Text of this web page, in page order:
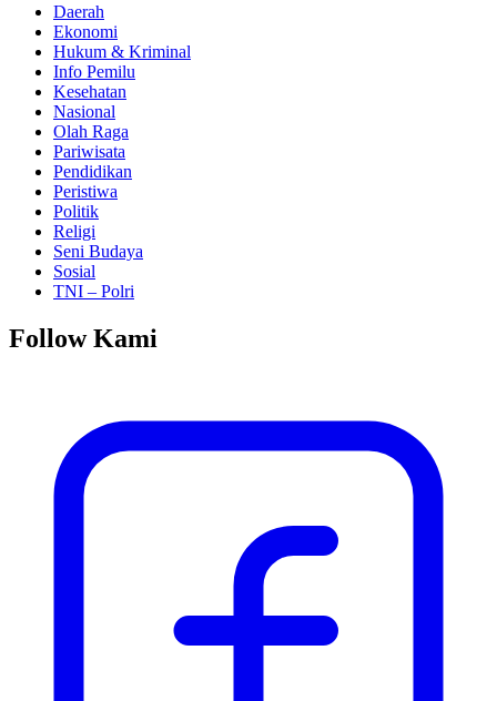
Daerah
Ekonomi
Hukum & Kriminal
Info Pemilu
Kesehatan
Nasional
Olah Raga
Pariwisata
Pendidikan
Peristiwa
Politik
Religi
Seni Budaya
Sosial
TNI – Polri
Follow Kami